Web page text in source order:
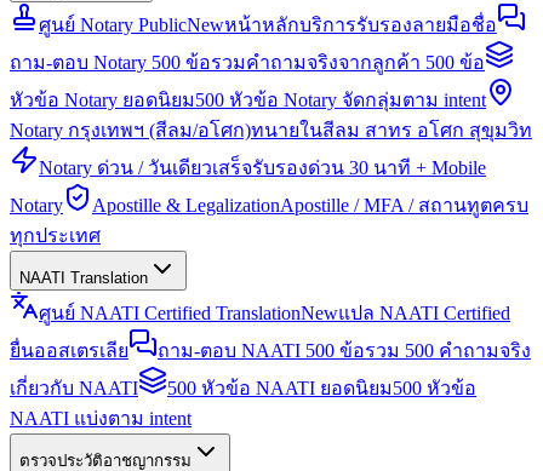
ศูนย์ Notary PublicNewหน้าหลักบริการรับรองลายมือชื่อ
ถาม-ตอบ Notary 500 ข้อรวมคำถามจริงจากลูกค้า 500 ข้อ
หัวข้อ Notary ยอดนิยม500 หัวข้อ Notary จัดกลุ่มตาม intent
Notary กรุงเทพฯ (สีลม/อโศก)ทนายในสีลม สาทร อโศก สุขุมวิท
Notary ด่วน / วันเดียวเสร็จรับรองด่วน 30 นาที + Mobile
Notary
Apostille & LegalizationApostille / MFA / สถานทูตครบ
ทุกประเทศ
NAATI Translation
ศูนย์ NAATI Certified TranslationNewแปล NAATI Certified
ยื่นออสเตรเลีย
ถาม-ตอบ NAATI 500 ข้อรวม 500 คำถามจริง
เกี่ยวกับ NAATI
500 หัวข้อ NAATI ยอดนิยม500 หัวข้อ
NAATI แบ่งตาม intent
ตรวจประวัติอาชญากรรม